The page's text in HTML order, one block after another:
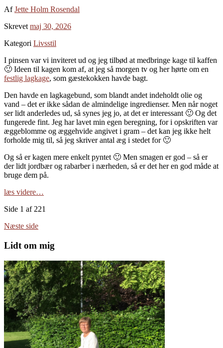
AfJette Holm Rosendal
Skrevet maj 30, 2026
Kategori Livsstil
I pinsen var vi inviteret ud og jeg tilbød at medbringe kage til kaffen
🙂 Ideen til kagen kom af, at jeg så morgen tv og her hørte om en
festlig lagkage, som gæstekokken havde bagt.
Den havde en lagkagebund, som blandt andet indeholdt olie og
vand – det er ikke sådan de almindelige ingredienser. Men når noget
ser lidt anderledes ud, så synes jeg jo, at det er interessant 🙂 Og det
fungerede fint. Jeg har lavet min egen beregning, for i opskriften var
æggeblomme og æggehvide angivet i gram – det kan jeg ikke helt
forholde mig til, så jeg skriver antal æg i stedet for 🙂
Og så er kagen mere enkelt pyntet 🙂 Men smagen er god – så er
der lidt jordbær og rabarber i nærheden, så er det her en god måde at
bruge dem på.
læs videre…
Side 1 af 221
Næste side
Lidt om mig